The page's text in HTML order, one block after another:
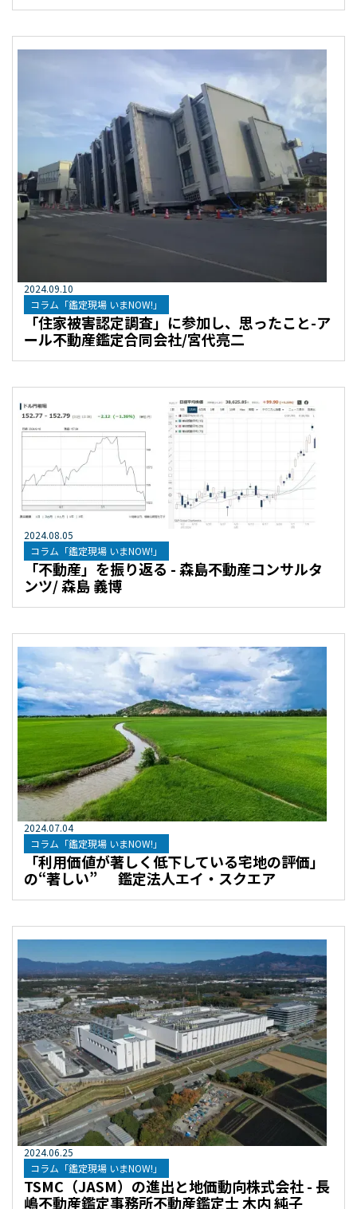
2024.09.10
コラム「鑑定現場 いまNOW!」
「住家被害認定調査」に参加し、思ったこと-ア
ール不動産鑑定合同会社/宮代亮二
2024.08.05
コラム「鑑定現場 いまNOW!」
「不動産」を振り返る - 森島不動産コンサルタ
ンツ/ 森島 義博
2024.07.04
コラム「鑑定現場 いまNOW!」
「利用価値が著しく低下している宅地の評価」
の“著しい” 鑑定法人エイ・スクエア
2024.06.25
コラム「鑑定現場 いまNOW!」
TSMC（JASM）の進出と地価動向株式会社 - 長
嶋不動産鑑定事務所不動産鑑定士 木内 純子